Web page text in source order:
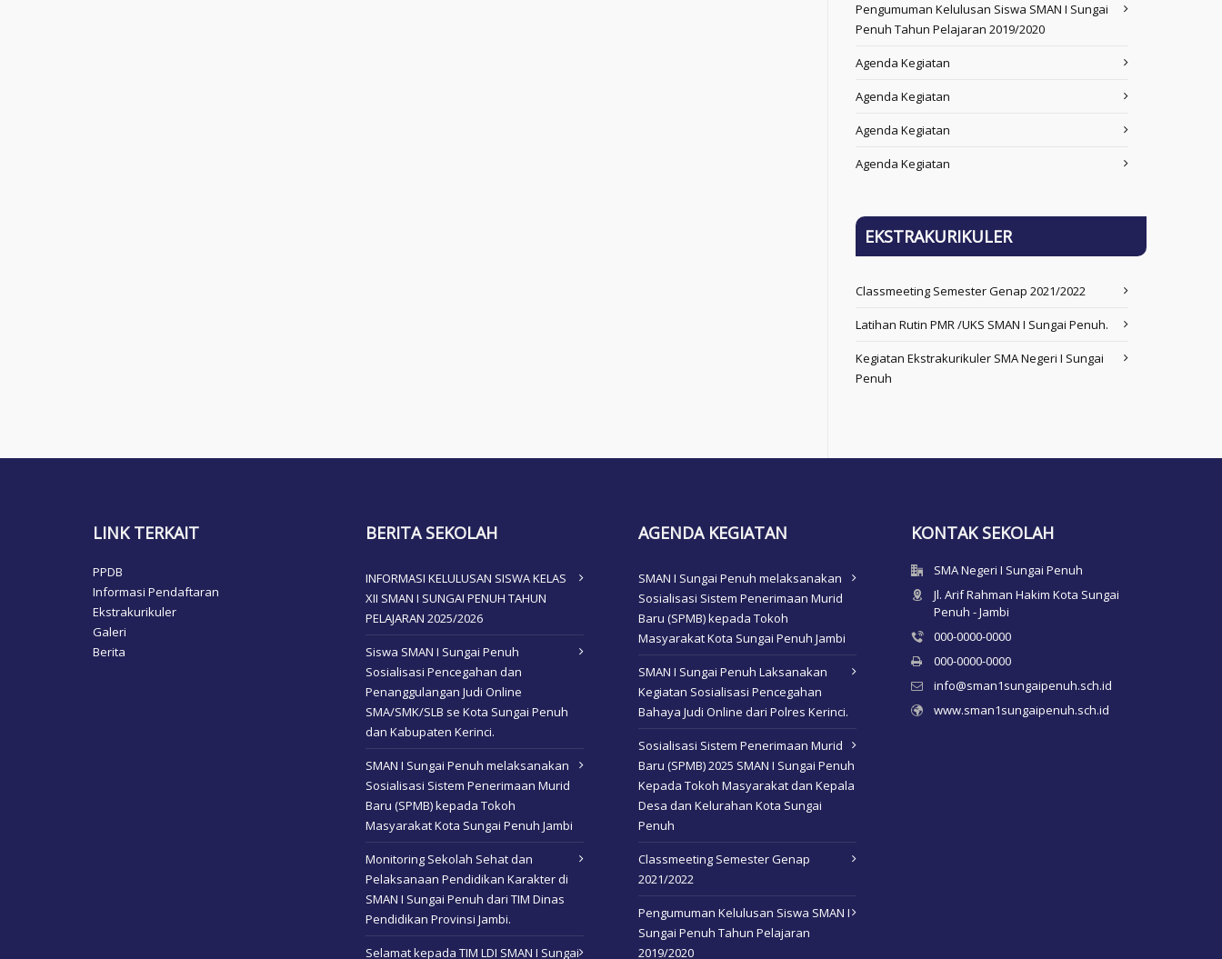
Pengumuman Kelulusan Siswa SMAN I Sungai
Penuh Tahun Pelajaran 2019/2020
Agenda Kegiatan
Agenda Kegiatan
Agenda Kegiatan
Agenda Kegiatan
EKSTRAKURIKULER
Classmeeting Semester Genap 2021/2022
Latihan Rutin PMR /UKS SMAN I Sungai Penuh.
Kegiatan Ekstrakurikuler SMA Negeri I Sungai
Penuh
LINK TERKAIT
PPDB
Informasi Pendaftaran
Ekstrakurikuler
Galeri
Berita
BERITA SEKOLAH
INFORMASI KELULUSAN SISWA KELAS
XII SMAN I SUNGAI PENUH TAHUN
PELAJARAN 2025/2026
Siswa SMAN I Sungai Penuh
Sosialisasi Pencegahan dan
Penanggulangan Judi Online
SMA/SMK/SLB se Kota Sungai Penuh
dan Kabupaten Kerinci.
SMAN I Sungai Penuh melaksanakan
Sosialisasi Sistem Penerimaan Murid
Baru (SPMB) kepada Tokoh
Masyarakat Kota Sungai Penuh Jambi
Monitoring Sekolah Sehat dan
Pelaksanaan Pendidikan Karakter di
SMAN I Sungai Penuh dari TIM Dinas
Pendidikan Provinsi Jambi.
Selamat kepada TIM LDI SMAN I Sungai
AGENDA KEGIATAN
SMAN I Sungai Penuh melaksanakan
Sosialisasi Sistem Penerimaan Murid
Baru (SPMB) kepada Tokoh
Masyarakat Kota Sungai Penuh Jambi
SMAN I Sungai Penuh Laksanakan
Kegiatan Sosialisasi Pencegahan
Bahaya Judi Online dari Polres Kerinci.
Sosialisasi Sistem Penerimaan Murid
Baru (SPMB) 2025 SMAN I Sungai Penuh
Kepada Tokoh Masyarakat dan Kepala
Desa dan Kelurahan Kota Sungai
Penuh
Classmeeting Semester Genap
2021/2022
Pengumuman Kelulusan Siswa SMAN I
Sungai Penuh Tahun Pelajaran
2019/2020
KONTAK SEKOLAH
SMA Negeri I Sungai Penuh
Jl. Arif Rahman Hakim Kota Sungai
Penuh - Jambi
000-0000-0000
000-0000-0000
info@sman1sungaipenuh.sch.id
www.sman1sungaipenuh.sch.id